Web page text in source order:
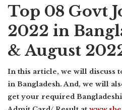
Top 08 Govt
2022 in
& August
In this article, we will discuss
in Bangladesh. And, we will
get your required